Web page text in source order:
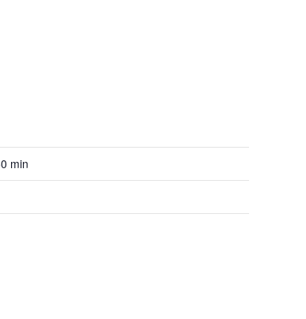
min